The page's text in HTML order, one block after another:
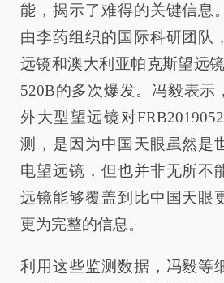
能，揭示了难得的关键信息
由李菂组织的国际科研团队
远镜和澳大利亚帕克斯望远
520B的多次爆发。冯毅表示
外大型望远镜对
测，是因为中国天眼虽然是
电望远镜，但也并非无所不
远镜能够覆盖到比中国天眼
更为完整的信息。
利用这些监测数据，冯毅等